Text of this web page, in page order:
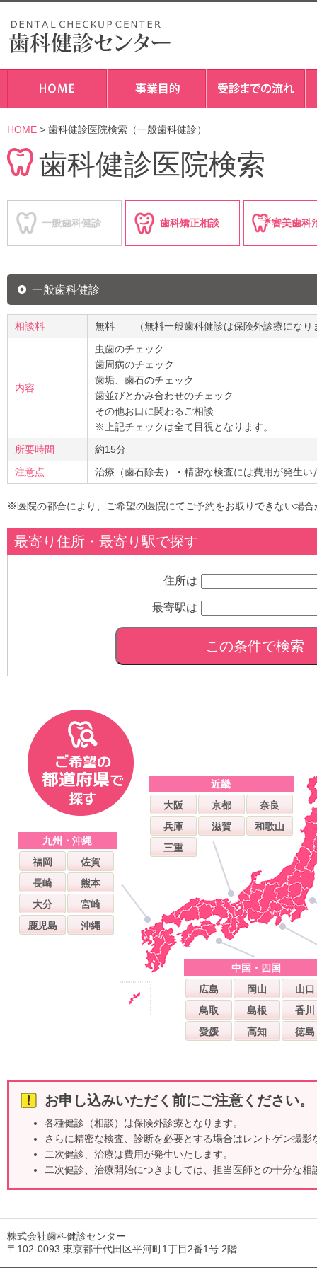
HOME > 歯科健診医院検索（一般歯科健診）
歯科健診医院検索
一般歯科健診 歯科矯正相談 審美歯科
一般歯科健診
相談料 無料 （無料一般歯科健診は保険外診療になり
内容
虫歯のチェック
歯周病のチェック
歯垢、歯石のチェック
歯並びとかみ合わせのチェック
その他お口に関わるご相談
※上記チェックは全て目視となります。
所要時間
約15分
注意点
治療（歯石除去）・精密な検査には費用が発生い
※医院の都合により、ご希望の医院にてご予約をお取りできない場合
最寄り住所・最寄り駅で探す
住所は
最寄駅は
近畿
大阪
京都
奈良
兵庫
滋賀
和歌山
三重
中国・四国
広島
岡山
山口
鳥取
島根
香川
愛媛
高知 徳島
九州・沖縄
福岡
佐賀
長崎
熊本
大分
宮崎
鹿児島
沖縄
お申し込みいただく前にご注意ください。
各種健診（相談）は保険外診療となります。
さらに精密な検査、診断を必要とする場合はレントゲン撮
二次健診、治療は費用が発生いたします。
二次健診、治療開始につきましては、担当医師との十分な相
株式会社歯科健診センター
〒102-0093 東京都千代田区平河町1丁目2番1号 2階